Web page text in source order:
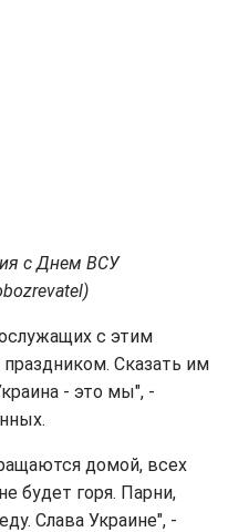
с Днем ВСУ
с этим
Сказать им
- это мы", -
домой, всех
будет горя. Парни,
Слава Украине", -